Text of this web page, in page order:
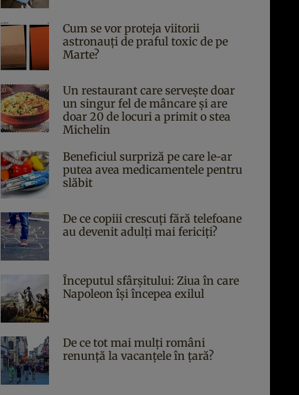
Cum se vor proteja viitorii
astronauți de praful toxic de pe
Marte?
Un restaurant care servește doar
un singur fel de mâncare și are
doar 20 de locuri a primit o stea
Michelin
Beneficiul surpriză pe care le-ar
putea avea medicamentele pentru
slăbit
De ce copiii crescuți fără telefoane
au devenit adulți mai fericiți?
Începutul sfârşitului: Ziua în care
Napoleon îşi începea exilul
De ce tot mai mulți români
renunță la vacanțele în țară?